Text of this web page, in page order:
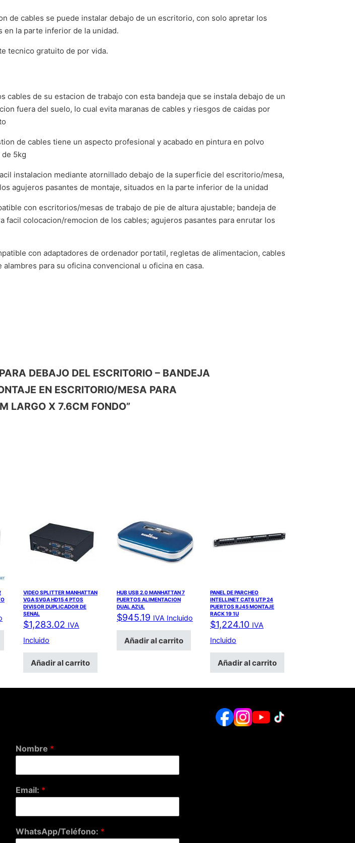
de cables se puede instalar debajo de un escritorio, con solo apretar los
en la parte inferior de la unidad.
tecnico gratuito de por vida.
de su estacion de trabajo con esta bandeja que se instala debajo de un
fuera del suelo, lo cual evita maranas de cables y riesgos de caidas por
de cables tiene un aspecto profesional y acabado en pintura en polvo
5kg
instalacion mediante atornillado debajo de la superficie del escritorio/mesa,
agujeros pasantes de montaje, situados en la parte inferior de la unidad
con escritorios/mesas de trabajo de pie de altura ajustable; bandeja de
facil colocacion/remocion de los cables; agujeros pasantes para enrutar los
con adaptadores de ordenador portatil, regletas de alimentacion, cables
para su oficina convencional u oficina en casa.
DEBAJO DEL ESCRITORIO – BANDEJA
EN ESCRITORIO/MESA PARA
LARGO X 7.6CM FONDO”
VIDEO SPLITTER MANHATTAN
VGA SVGA HD15 4 PTOS
DIVISOR DUPLICADOR DE
SENAL
$1,283.02 IVA
Incluido
Añadir al carrito
HUB USB 2.0 MANHATTAN 7
PUERTOS ALIMENTACION
DUAL AZUL
$945.19 IVA Incluido
Añadir al carrito
PANEL DE PARCHEO
INTELLINET CAT6 UTP 24
PUERTOS RJ45 MONTAJE
RACK 19 1U
$1,224.10 IVA
Incluido
Añadir al carrito
Nombre *
Email: *
WhatsApp/Teléfono: *